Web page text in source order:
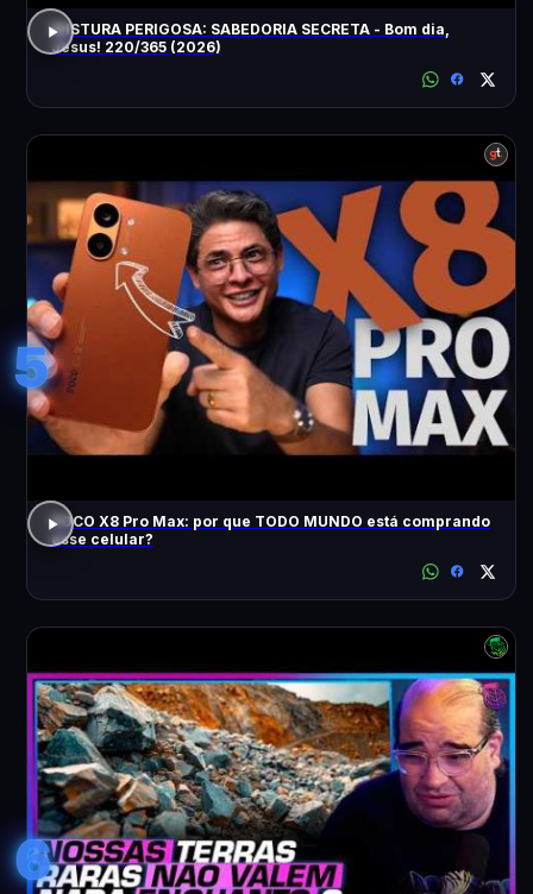
MISTURA PERIGOSA: SABEDORIA SECRETA - Bom dia,
Jesus! 220/365 (2026)
5
POCO X8 Pro Max: por que TODO MUNDO está comprando
esse celular?
6